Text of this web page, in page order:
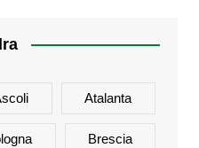
Atalanta
Brescia